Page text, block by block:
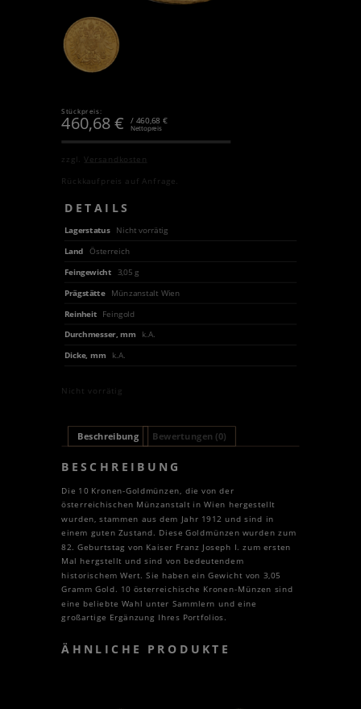
Stückpreis:
460,68€ / 460,68 €
Nettopreis
zzgl.Versandkosten
Rückkaufpreis auf Anfrage.
DETAILS
Lagerstatus
Nicht vorrätig
Land
Österreich
Feingewicht
3,05 g
Prägstätte
Münzanstalt Wien
Reinheit
Feingold
Durchmesser, mm
k.A.
Dicke, mm
k.A.
Nicht vorrätig
Beschreibung Bewertungen (0)
BESCHREIBUNG
Die 10 Kronen-Goldmünzen, die von der
österreichischen Münzanstalt in Wien hergestellt
wurden, stammen aus dem Jahr 1912 und sind in
einem guten Zustand. Diese Goldmünzen wurden zum
82. Geburtstag von Kaiser Franz Joseph I. zum ersten
Mal hergstellt und sind von bedeutendem
historischem Wert. Sie haben ein Gewicht von 3,05
Gramm Gold. 10 österreichische Kronen-Münzen sind
eine beliebte Wahl unter Sammlern und eine
großartige Ergänzung Ihres Portfolios.
ÄHNLICHE PRODUKTE